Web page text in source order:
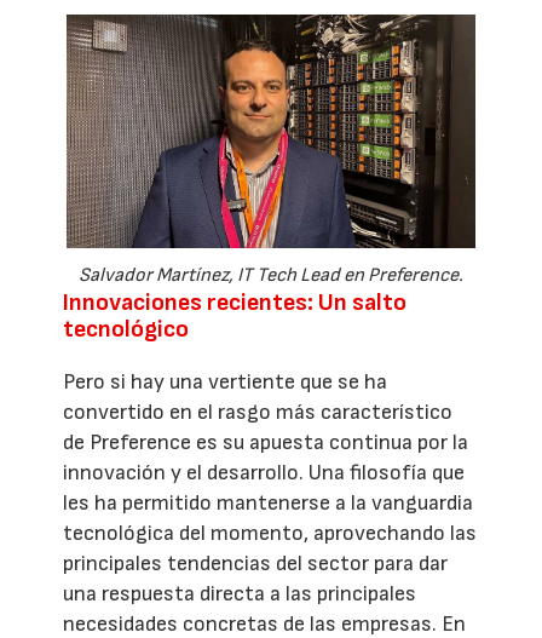
Salvador Martínez, IT Tech Lead en Preference.
Innovaciones recientes: Un salto
tecnológico
Pero si hay una vertiente que se ha
convertido en el rasgo más característico
de Preference es su apuesta continua por la
innovación y el desarrollo. Una filosofía que
les ha permitido mantenerse a la vanguardia
tecnológica del momento, aprovechando las
principales tendencias del sector para dar
una respuesta directa a las principales
necesidades concretas de las empresas. En